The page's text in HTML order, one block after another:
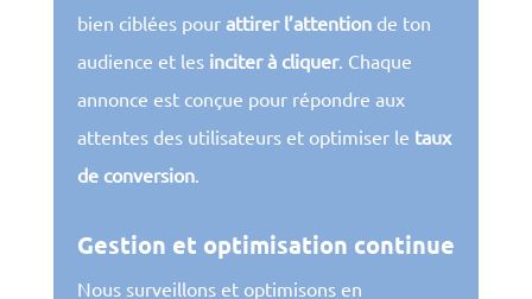
bien ciblées pour attirer l’attentionde ton
audience et les inciter à cliquer. Chaque
annonce est conçue pour répondre aux
attentes des utilisateurs et optimiser le taux
de conversion.
Gestion et optimisation continue
Nous surveillons et optimisons en